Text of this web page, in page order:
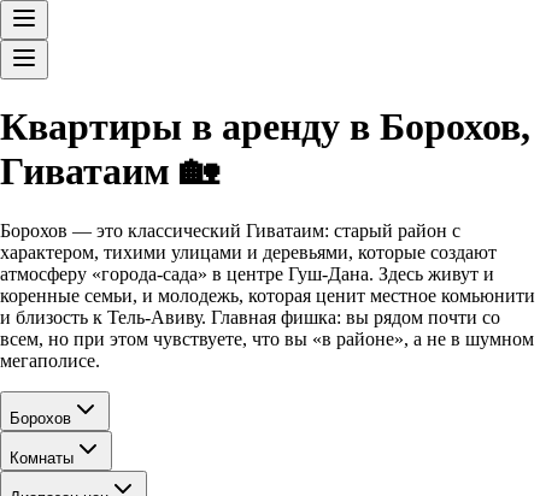
Квартиры в аренду в Борохов,
Гиватаим 🏡
Борохов — это классический Гиватаим: старый район с
характером, тихими улицами и деревьями, которые создают
атмосферу «города-сада» в центре Гуш-Дана. Здесь живут и
коренные семьи, и молодежь, которая ценит местное комьюнити
и близость к Тель-Авиву. Главная фишка: вы рядом почти со
всем, но при этом чувствуете, что вы «в районе», а не в шумном
мегаполисе.
Борохов
Комнаты